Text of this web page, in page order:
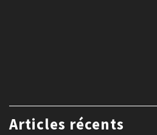
Articles récents